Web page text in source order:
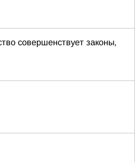
совершенствует законы,